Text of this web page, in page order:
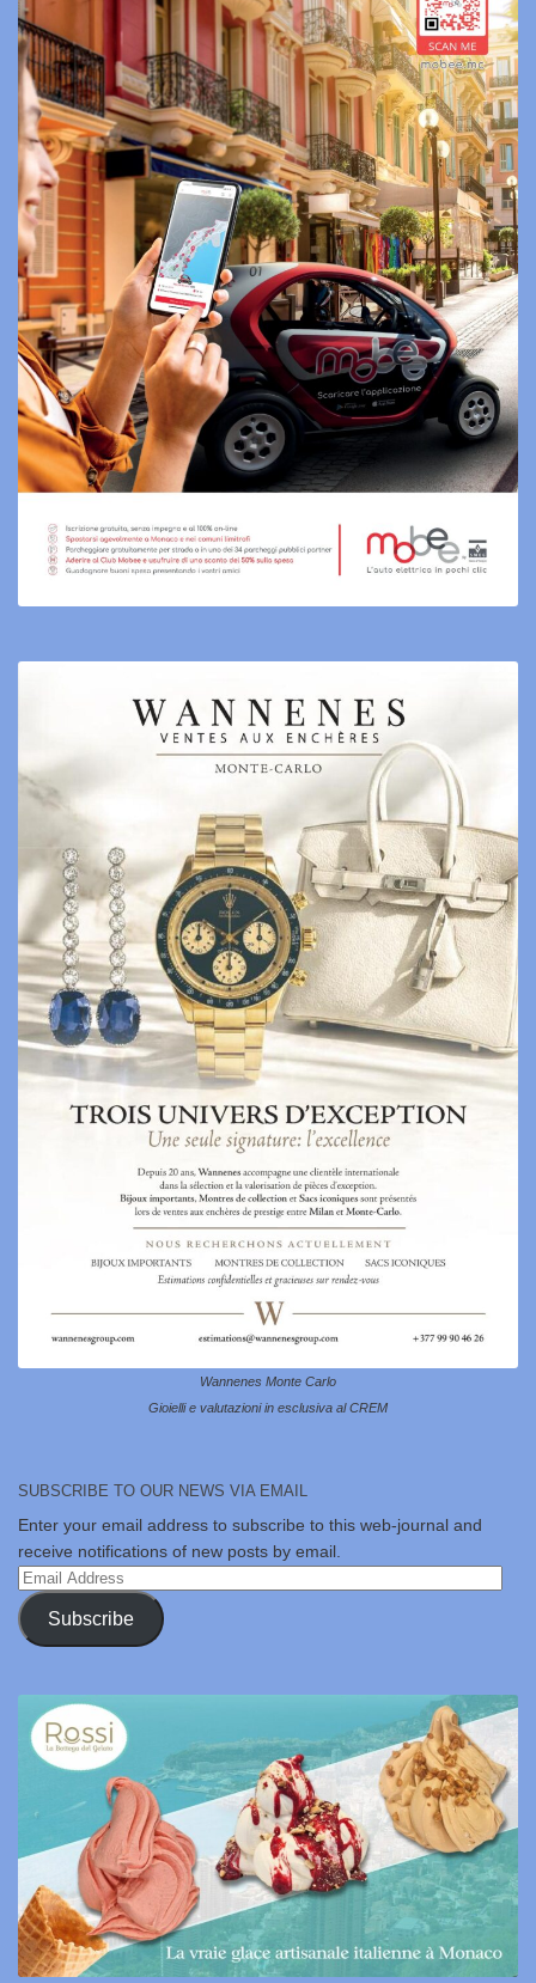
Wannenes Monte Carlo
Gioielli e valutazioni in esclusiva al CREM
SUBSCRIBE TO OUR NEWS VIA EMAIL
Enter your email address to subscribe to this web-journal and
receive notifications of new posts by email.
Email
Address
Subscribe